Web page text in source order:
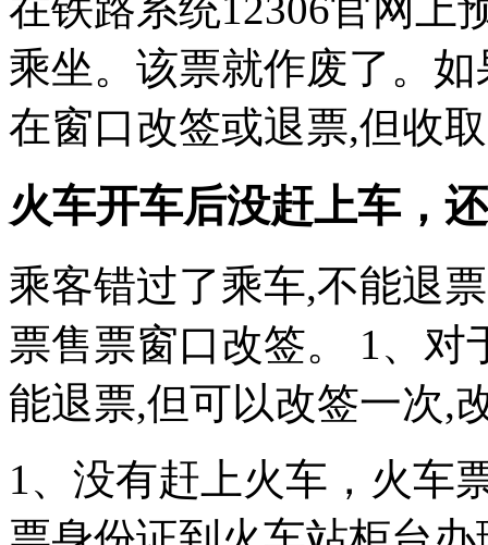
乘坐。该票就作废了。
在窗口改签或退票,但收
火车开车后没赶上车，
乘客错过了乘车,不能退
票售票窗口改签。 1、
能退票,但可以改签一次,
1、没有赶上火车，火车